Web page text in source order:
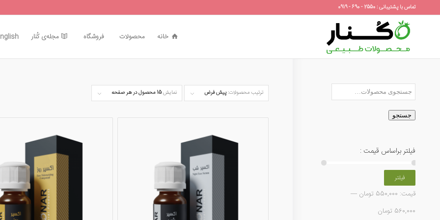
تماس با پشتیبانی : 2550 - 690 - 0919
خانه محصولات فروشگاه مجله‌ی کُنار
ترتیب محصولات:پیش فرض نمایش15 محصول در هر صفحه
جستجو
فیلتر براساس قیمت :
فیلتر
قیمت: 550,000 تومان
—
560,000 تومان